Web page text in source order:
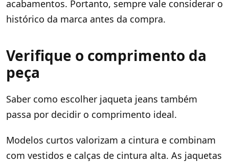
acabamentos. Portanto, sempre vale considerar o
histórico da marca antes da compra.
Verifique o comprimento da
peça
Saber como escolher jaqueta jeans também
passa por decidir o comprimento ideal.
Modelos curtos valorizam a cintura e combinam
com vestidos e calças de cintura alta. As jaquetas